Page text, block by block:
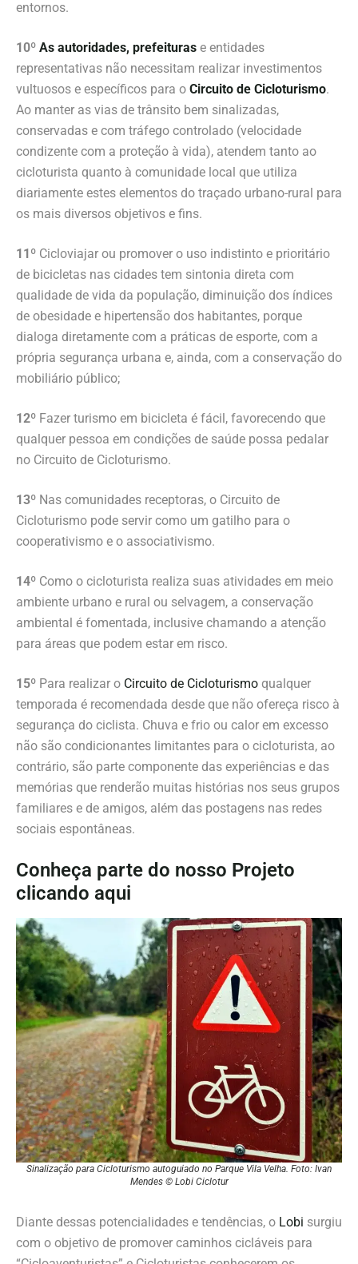
entornos.
10º As autoridades, prefeituras e entidades
representativas não necessitam realizar investimentos
vultuosos e específicos para o Circuito de Cicloturismo.
Ao manter as vias de trânsito bem sinalizadas,
conservadas e com tráfego controlado (velocidade
condizente com a proteção à vida), atendem tanto ao
cicloturista quanto à comunidade local que utiliza
diariamente estes elementos do traçado urbano-rural para
os mais diversos objetivos e fins.
11º Cicloviajar ou promover o uso indistinto e prioritário
de bicicletas nas cidades tem sintonia direta com
qualidade de vida da população, diminuição dos índices
de obesidade e hipertensão dos habitantes, porque
dialoga diretamente com a práticas de esporte, com a
própria segurança urbana e, ainda, com a conservação do
mobiliário público;
12º Fazer turismo em bicicleta é fácil, favorecendo que
qualquer pessoa em condições de saúde possa pedalar
no Circuito de Cicloturismo.
13º Nas comunidades receptoras, o Circuito de
Cicloturismo pode servir como um gatilho para o
cooperativismo e o associativismo.
14º Como o cicloturista realiza suas atividades em meio
ambiente urbano e rural ou selvagem, a conservação
ambiental é fomentada, inclusive chamando a atenção
para áreas que podem estar em risco.
15º Para realizar o Circuito de Cicloturismo qualquer
temporada é recomendada desde que não ofereça risco à
segurança do ciclista. Chuva e frio ou calor em excesso
não são condicionantes limitantes para o cicloturista, ao
contrário, são parte componente das experiências e das
memórias que renderão muitas histórias nos seus grupos
familiares e de amigos, além das postagens nas redes
sociais espontâneas.
Conheça parte do nosso Projeto
clicando aqui
Sinalização para Cicloturismo autoguiado no Parque Vila Velha. Foto: Ivan
Mendes © Lobi Ciclotur
Diante dessas potencialidades e tendências, o Lobi surgiu
com o objetivo de promover caminhos cicláveis para